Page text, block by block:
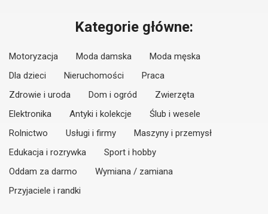
Kategorie główne:
Motoryzacja Moda damska
Moda męska
Dla dzieci
Nieruchomości
Praca
Zdrowie i uroda
Dom i ogród
Zwierzęta
Elektronika
Antyki i kolekcje
Ślub i wesele
Rolnictwo
Usługi i firmy
Maszyny i przemysł
Edukacja i rozrywka
Sport i hobby
Oddam za darmo
Wymiana / zamiana
Przyjaciele i randki